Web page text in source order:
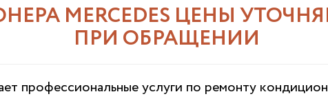
MERCEDES ЦЕНЫ
ПРИ ОБРАЩЕНИИ
профессиональные услуги по ремонту